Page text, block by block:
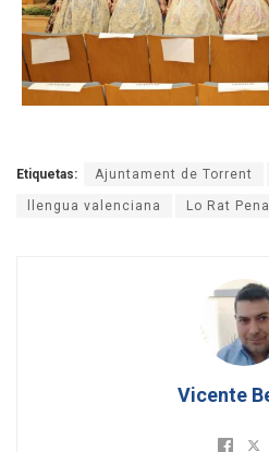
Etiquetas: Ajuntament de Torrent
llengua valenciana Lo Rat
Vicente